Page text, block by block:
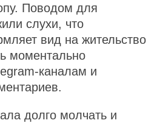
Поводом для
слухи, что
вид на жительство
моментально
каналам и
долго молчать и